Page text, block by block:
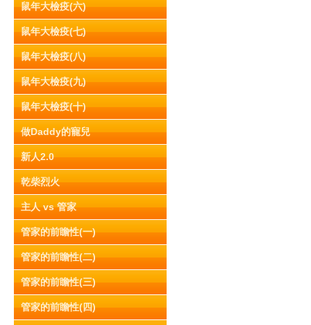
鼠年大檢疫(六)
鼠年大檢疫(七)
鼠年大檢疫(八)
鼠年大檢疫(九)
鼠年大檢疫(十)
做Daddy的寵兒
新人2.0
乾柴烈火
主人 vs 管家
管家的前瞻性(一)
管家的前瞻性(二)
管家的前瞻性(三)
管家的前瞻性(四)